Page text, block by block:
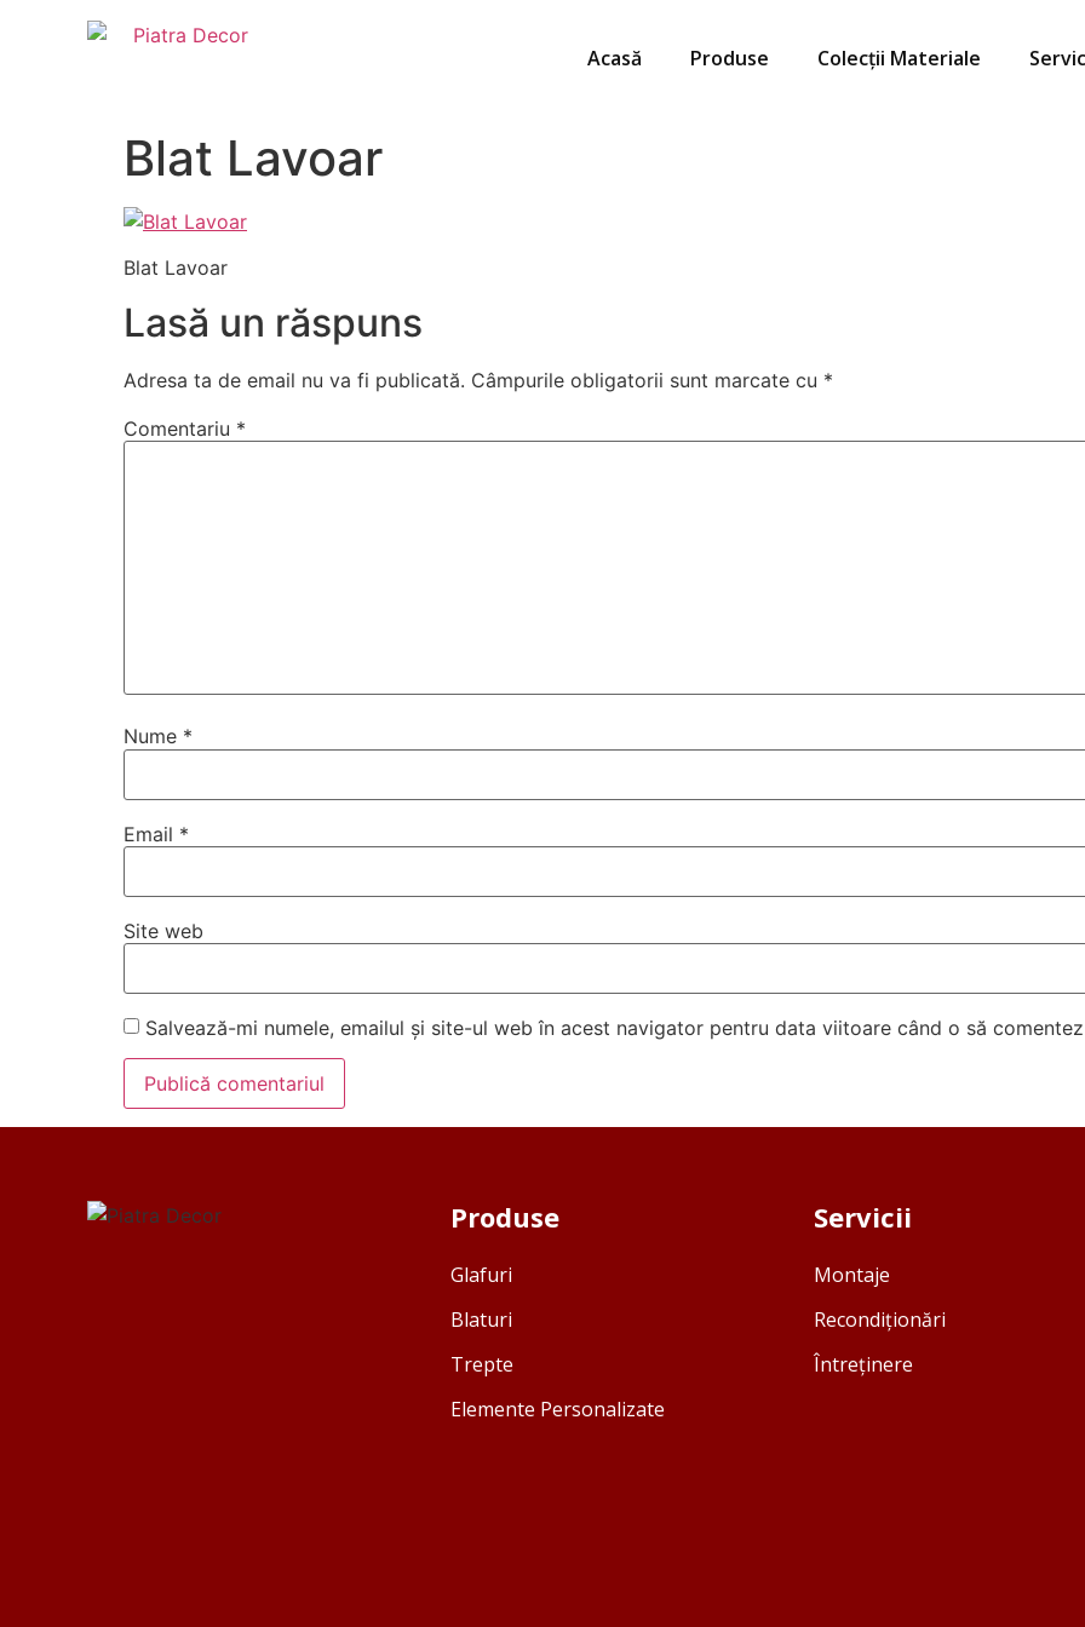
Acasă Produse Colecții Materiale
Blat Lavoar
Blat Lavoar
Lasă un răspuns
Adresa ta de email nu va fi publicată. Câmpurile obligatorii sunt marcate cu *
Comentariu *
Nume *
Email *
Site web
Salvează-mi numele, emailul și site-ul web în acest navigator pentru data viitoare când o să
Produse
Glafuri
Blaturi
Trepte
Elemente Personalizate
Servicii
Montaje
Recondiționări
Întreținere